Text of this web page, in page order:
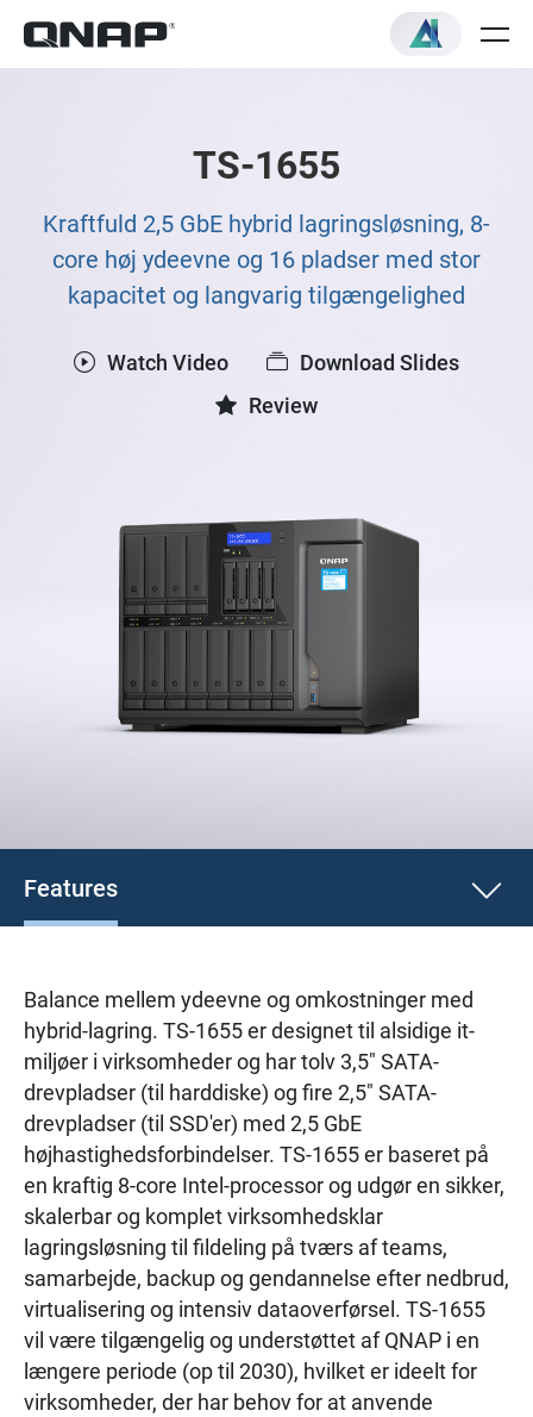
TS-1655
Kraftfuld 2,5 GbE hybrid lagringsløsning, 8-
core høj ydeevne og 16 pladser med stor
kapacitet og langvarig tilgængelighed
Watch Video
Download Slides
Review
Features
Balance mellem ydeevne og omkostninger med
hybrid-lagring. TS-1655 er designet til alsidige it-
miljøer i virksomheder og har tolv 3,5" SATA-
drevpladser (til harddiske) og fire 2,5" SATA-
drevpladser (til SSD'er) med 2,5 GbE
højhastighedsforbindelser. TS-1655 er baseret på
en kraftig 8-core Intel-processor og udgør en sikker,
skalerbar og komplet virksomhedsklar
lagringsløsning til fildeling på tværs af teams,
samarbejde, backup og gendannelse efter nedbrud,
virtualisering og intensiv dataoverførsel. TS-1655
vil være tilgængelig og understøttet af QNAP i en
længere periode (op til 2030), hvilket er ideelt for
virksomheder, der har behov for at anvende